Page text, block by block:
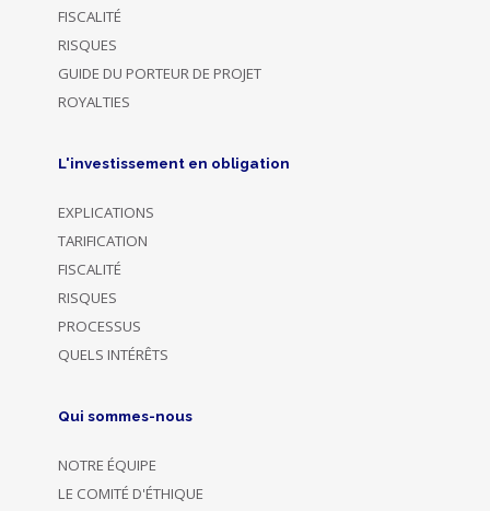
FISCALITÉ
RISQUES
GUIDE DU PORTEUR DE PROJET
ROYALTIES
L'investissement en obligation
EXPLICATIONS
TARIFICATION
FISCALITÉ
RISQUES
PROCESSUS
QUELS INTÉRÊTS
Qui sommes-nous
NOTRE ÉQUIPE
LE COMITÉ D'ÉTHIQUE